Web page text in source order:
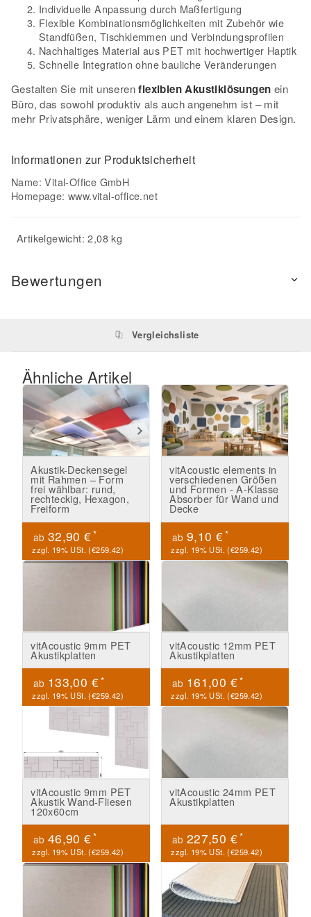
Individuelle Anpassung durch Maßfertigung
Flexible Kombinationsmöglichkeiten mit Zubehör wie
Standfüßen, Tischklemmen und Verbindungsprofilen
Nachhaltiges Material aus PET mit hochwertiger Haptik
Schnelle Integration ohne bauliche Veränderungen
Gestalten Sie mit unserenflexiblen Akustiklösungen ein
Büro, das sowohl produktiv als auch angenehm ist – mit
mehr Privatsphäre, weniger Lärm und einem klaren Design.
Informationen zur Produktsicherheit
Name: Vital-Office GmbH
Homepage:www.vital-office.net
Artikelgewicht: 2,08 kg
Bewertungen
Vergleichsliste
Ähnliche Artikel
Akustik-Deckensegel
mit Rahmen – Form
frei wählbar: rund,
rechteckig, Hexagon,
Freiform
ab 32,90 €*
zzgl. 19% USt. (€259.42)
vitAcoustic elements in
verschiedenen Größen
und Formen - A-Klasse
Absorber für Wand und
Decke
ab 9,10 €*
zzgl. 19% USt. (€259.42)
vitAcoustic 9mm PET
Akustikplatten
ab 133,00 €*
zzgl. 19% USt. (€259.42)
vitAcoustic 12mm PET
Akustikplatten
ab 161,00 €*
zzgl. 19% USt. (€259.42)
vitAcoustic 9mm PET
Akustik Wand-Fliesen
120x60cm
ab 46,90 €*
zzgl. 19% USt. (€259.42)
vitAcoustic 24mm PET
Akustikplatten
ab 227,50 €*
zzgl. 19% USt. (€259.42)